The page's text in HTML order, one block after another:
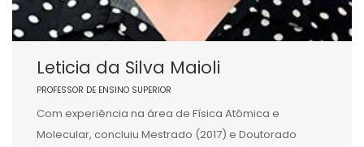
Leticia da Silva Maioli
PROFESSOR DE ENSINO SUPERIOR
Com experiência na área de Física Atômica e
Molecular, concluiu Mestrado (2017) e Doutorado